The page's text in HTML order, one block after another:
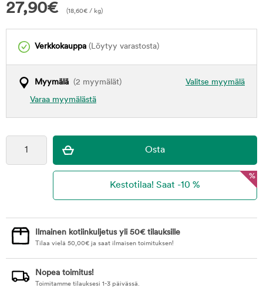
27,90€ (18,60€ / kg)
Verkkokauppa (Löytyy varastosta)
Valitse myymälä
Myymälä (2 myymälät)
Varaa myymälästä
%
Ilmainen kotiinkuljetus yli 50€ tilauksille
Tilaa vielä 50,00€ ja saat ilmaisen toimituksen!
Nopea toimitus!
Toimitamme tilauksesi 1-3 päivässä.